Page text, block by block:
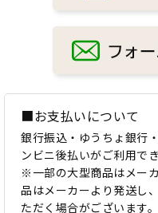
■お支払いについて
銀行振込・ゆうちょ銀行
ンビニ後払いがご利用でき
※一部の大型商品はメー
品はメーカーより発送し
ただく場合がございます。